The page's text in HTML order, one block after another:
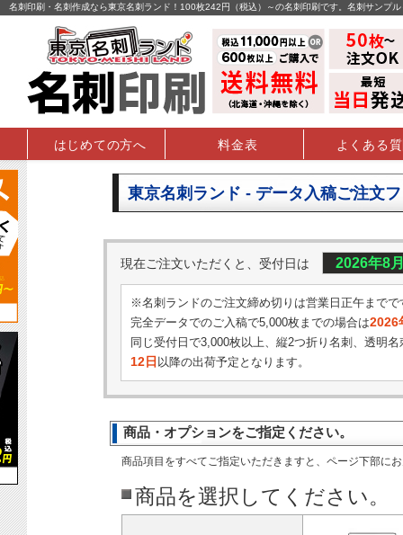
名刺印刷・名刺作成なら東京名刺ランド！100枚242円（税込）～の名刺印刷です。名刺サンプ
はじめての方へ 料金表 よくある
東京名刺ランド - データ入稿ご注文
現在ご注文いただくと、受付日は 2026年8
※名刺ランドのご注文締め切りは営業日正午までで
完全データでのご入稿で5,000枚までの場合は2026
同じ受付日で3,000枚以上、縦2つ折り名刺、透明名
12日 以降の出荷予定となります。
商品・オプションをご指定ください。
商品項目をすべてご指定いただきますと、ページ下部に
商品を選択してください。